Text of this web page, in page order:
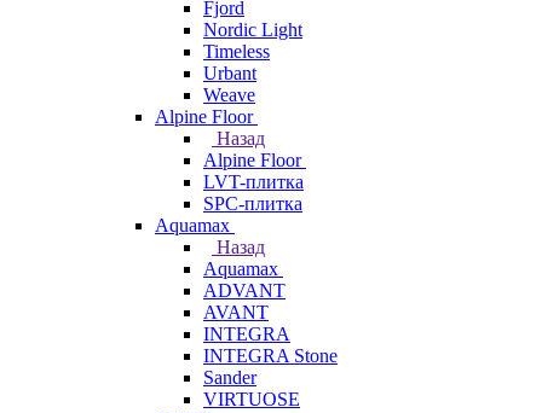
Fjord
Nordic Light
Timeless
Urbant
Weave
Alpine Floor
Назад
Alpine Floor
LVT-плитка
SPC-плитка
Aquamax
Назад
Aquamax
ADVANT
AVANT
INTEGRA
INTEGRA Stone
Sander
VIRTUOSE